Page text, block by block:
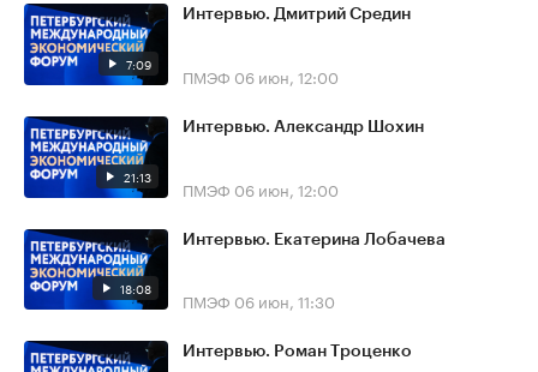
7:09
Интервью. Дмитрий Средин
ПМЭФ 06 июн, 12:00
21:13
Интервью. Александр Шохин
ПМЭФ 06 июн, 12:00
18:08
Интервью. Екатерина Лобачева
ПМЭФ 06 июн, 11:30
Интервью. Роман Троценко